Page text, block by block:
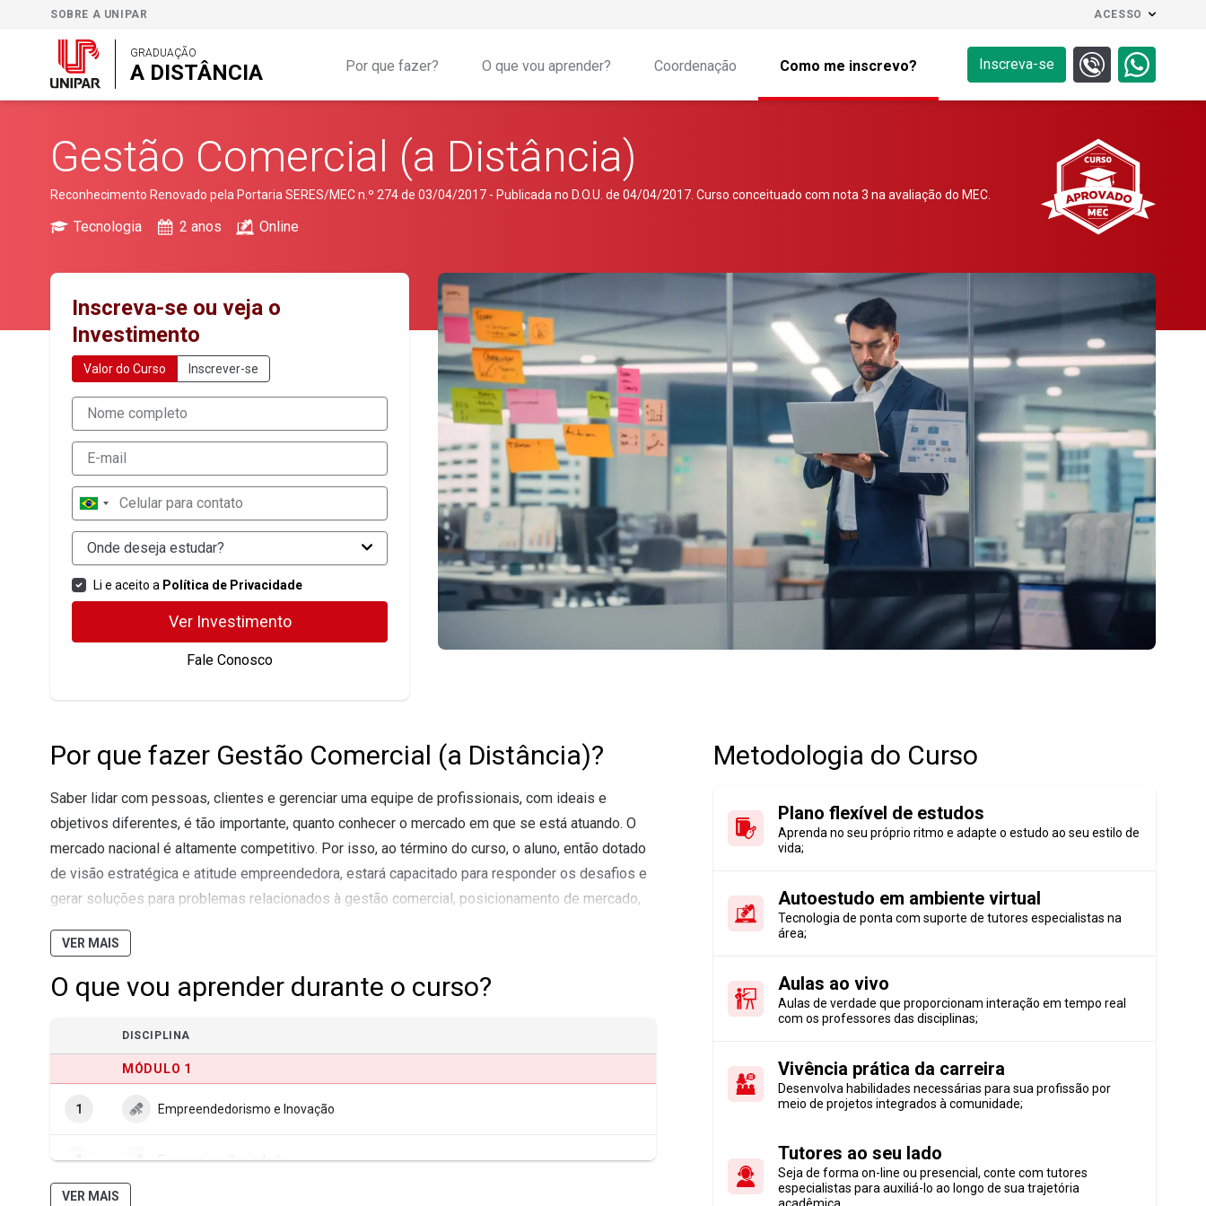
SOBRE A UNIPAR ACESSO
GRADUAÇÃO
A DISTÂNCIA Por que fazer? O que vou aprender? Coordenação Como me inscrevo? Inscreva-se
Gestão Comercial (a Distância)
Reconhecimento Renovado pela Portaria SERES/MEC n.º 274 de 03/04/2017 - Publicada no D.O.U. de 04/04/2017. Curso conceituado com nota 3 na avaliação do MEC.
Tecnologia 2 anos Online
Inscreva-se ou veja o
Investimento
Valor do Curso Inscrever-se
Onde deseja estudar?
Li e aceito a Política de Privacidade
Ver Investimento
Fale Conosco
Por que fazer Gestão Comercial (a Distância)?
Saber lidar com pessoas, clientes e gerenciar uma equipe de profissionais, com ideais e
objetivos diferentes, é tão importante, quanto conhecer o mercado em que se está atuando. O
mercado nacional é altamente competitivo. Por isso, ao término do curso, o aluno, então dotado
de visão estratégica e atitude empreendedora, estará capacitado para responder os desafios e
gerar soluções para problemas relacionados à gestão comercial, posicionamento de mercado,
questões, que afetam o desempenho das organizações.
Objetivos:
à organização, atendendo às diversas formas de intervenção (varejo, atacado, representação,
etc.) de qualquer setor, seja indústria, comércio ou prestação de serviços. Também irá atuar no
fluxo de informações e ações de negociação com clientes, definindo estratégias de vendas,
Perfil profissional:
VER MAIS
O que vou aprender durante o curso?
DISCIPLINA
MÓDULO 1
1 Empreendedorismo e Inovação
2 Economia e Sociedade
VER MAIS
Metodologia do Curso
Plano flexível de estudos
Aprenda no seu próprio ritmo e adapte o estudo ao seu estilo de
vida;
Autoestudo em ambiente virtual
Tecnologia de ponta com suporte de tutores especialistas na
área;
Aulas ao vivo
Aulas de verdade que proporcionam interação em tempo real
com os professores das disciplinas;
Vivência prática da carreira
Desenvolva habilidades necessárias para sua profissão por
meio de projetos integrados à comunidade;
Tutores ao seu lado
Seja de forma on-line ou presencial, conte com tutores
especialistas para auxiliá-lo ao longo de sua trajetória